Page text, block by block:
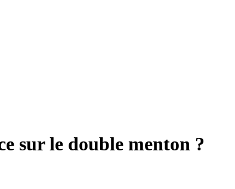
sur le double menton ?